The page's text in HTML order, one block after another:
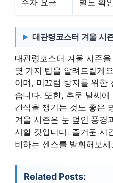
주차 요금 별도 확
대관령코스터 겨울 시
대관령코스터 겨울 시즌
몇 가지 팁을 알려드릴게
이며, 미끄럼 방지를 위한
습니다. 또한, 추운 날씨
간식을 챙기는 것도 좋은
겨울 시즌은 눈 덮인 풍경
사할 것입니다. 즐거운 시
비하는 센스를 발휘해보세
Related Posts: